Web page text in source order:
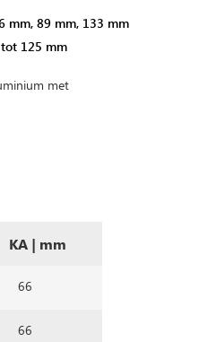
mm, 89 mm, 133 mm
125 mm
KA | mm
66
66